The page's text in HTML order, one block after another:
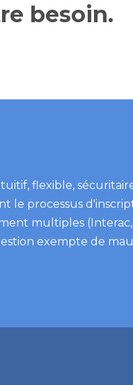
besoin.
flexible,
le processus
multiples
exempte de